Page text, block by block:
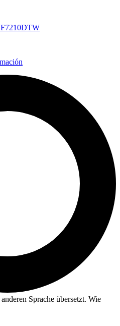
Sprache übersetzt. Wie